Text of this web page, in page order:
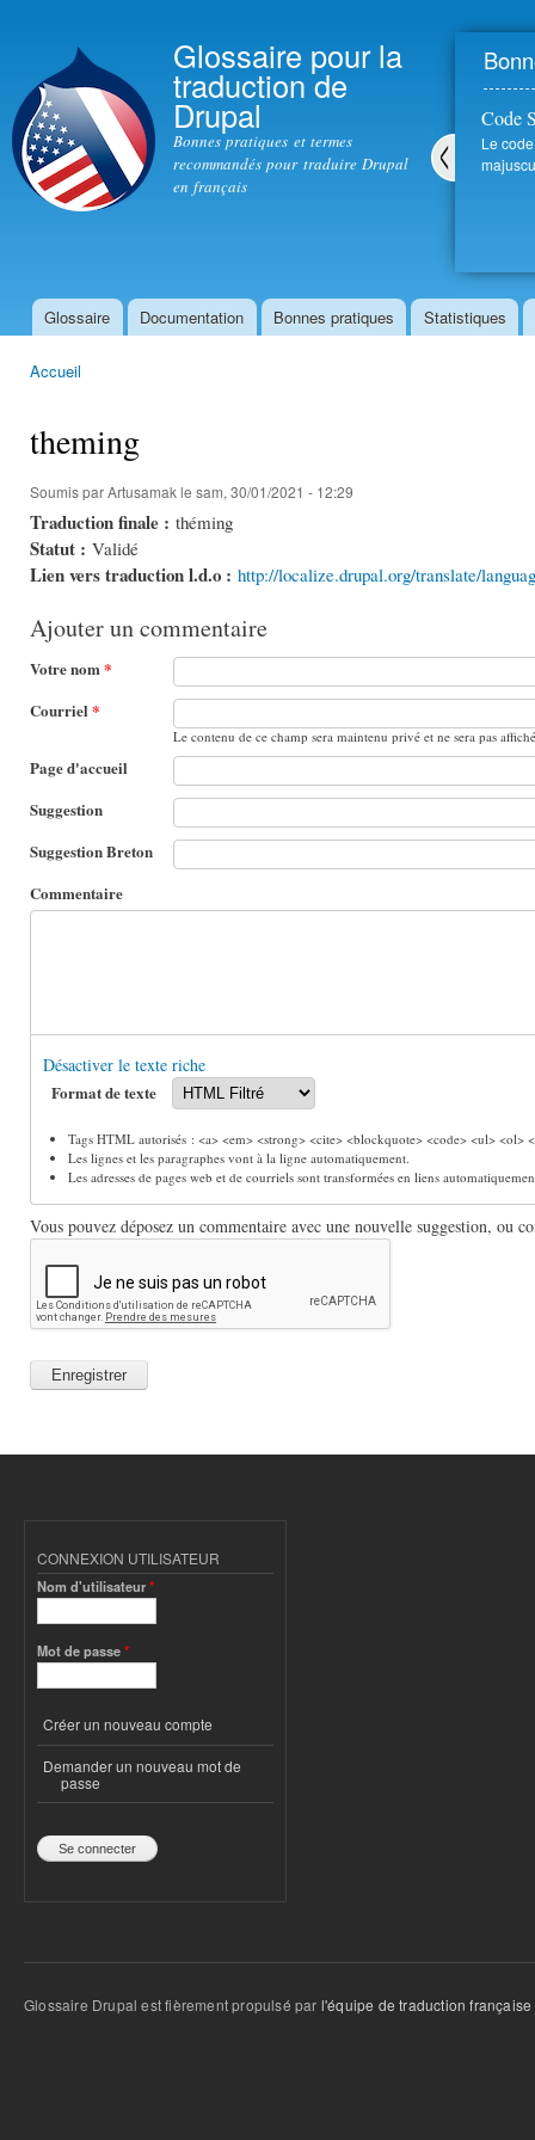
Glossaire pour la
traduction de
Drupal
Bonnes pratiques et termes
recommandés pour traduire Drupal
en français
Code
Le
Menu principal
Glossaire Documentation Bonnes pratiques Statistiques
Accueil
theming
Soumis parArtusamakle sam, 30/01/2021 - 12:29
Traduction finale : théming
Statut : Validé
Lien vers traduction l.d.o : http://localize.drupal.org/translate/
Ajouter un commentaire
Votre nom*
Courriel *
Le contenu de ce champ sera maintenu privé et ne sera pas
Page d'accueil
Suggestion
Suggestion Breton
Commentaire
Désactiver le texte riche
Format de texte
Tags HTML autorisés : <a> <em> <strong> <cite> <blockquote> <code> <ul>
Les lignes et les paragraphes vont à la ligne automatiquement.
Les adresses de pages web et de courriels sont transformées en liens
Vous pouvez déposez un commentaire avec une nouvelle suggestion, ou
CONNEXION UTILISATEUR
Nom d'utilisateur*
Mot de passe*
Créer un nouveau compte
Demander un nouveau mot de
passe
Glossaire Drupal est fièrement propulsé par l'équipe de traduction française